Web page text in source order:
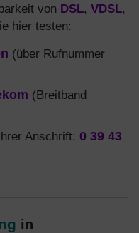
von DSL, VDSL,
hier testen:
(über Rufnummer
(Breitband
Anschrift: 0 39 43
in